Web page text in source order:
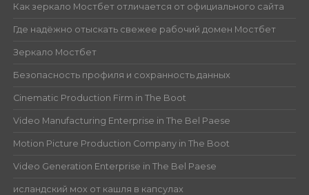
Как зеркало Мостбет отличается от официального сайта
Где надёжно отыскать свежее рабочий домен Мостбет
Зеркало Мостбет
Безопасность профиля и сохранность данных
Cinematic Production Firm in The Boot
Video Manufacturing Enterprise in The Bel Paese
Motion Picture Production Company in The Boot
Video Generation Enterprise in The Bel Paese
исландский мох от кашля в капсулах